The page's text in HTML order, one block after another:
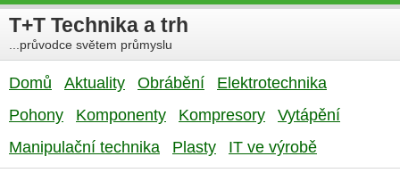
T+T Technika a trh
...průvodce světem průmyslu
Domů Aktuality Obrábění
Elektrotechnika
Pohony
Komponenty Kompresory
Vytápění
Manipulační technika
Plasty IT ve výrobě